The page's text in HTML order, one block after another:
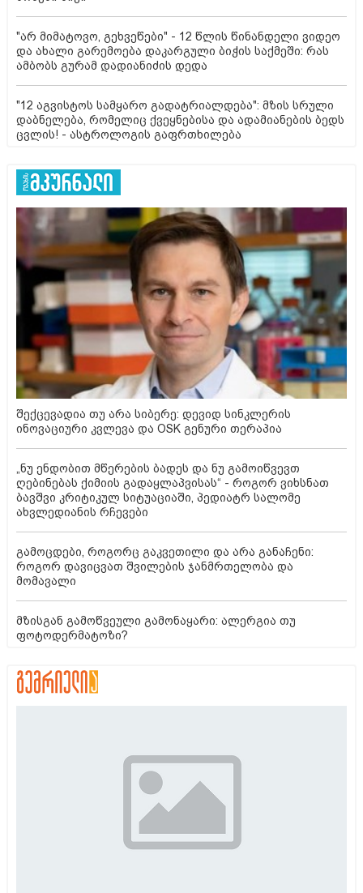
"არ მიმატოვო, გეხვეწები" - 12 წლის წინანდელი ვიდეო
და ახალი გარემოება დაკარგული ბიჭის საქმეში: რას
ამბობს გურამ დადიანიძის დედა
"12 აგვისტოს სამყარო გადატრიალდება": მზის სრული
დაბნელება, რომელიც ქვეყნებისა და ადამიანების ბედს
ცვლის! - ასტროლოგის გაფრთხილება
შექცევადია თუ არა სიბერე: დევიდ სინკლერის
ინოვაციური კვლევა და OSK გენური თერაპია
„ნუ ენდობით მწერების ბადეს და ნუ გამოიწვევთ
ღებინებას ქიმიის გადაყლაპვისას“ - როგორ ვიხსნათ
ბავშვი კრიტიკულ სიტუაციაში, პედიატრ სალომე
ახვლედიანის რჩევები
გამოცდები, როგორც გაკვეთილი და არა განაჩენი:
როგორ დავიცვათ შვილების ჯანმრთელობა და
მომავალი
მზისგან გამოწვეული გამონაყარი: ალერგია თუ
ფოტოდერმატოზი?